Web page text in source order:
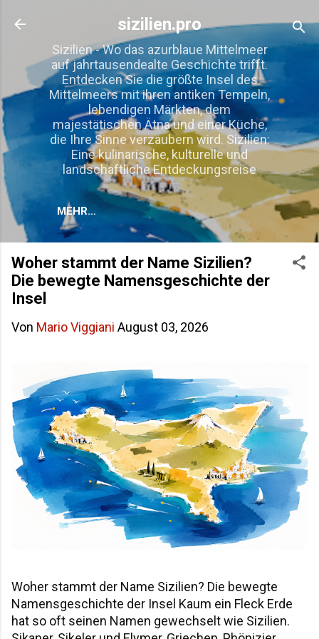
Direkt zum Hauptbereich
sizilien.pro
Sizilien - Wo das azurblaue Mittelmeer
auf jahrtausendealte Geschichte trifft.
Entdecken Sie die größte Insel des
Mittelmeers mit ihren antiken Tempeln,
lebendigen Märkten, dem
majestätischen Ätna und einer Küche,
die Ihre Sinne verzaubern wird. Sizilien:
Eine kulinarische, kulturelle und
landschaftliche Entdeckungsreise
MEHR…
Woher stammt der Name Sizilien?
Die bewegte Namensgeschichte der
Insel
Von Mario Viggiani August 03, 2026
Woher stammt der Name Sizilien? Die bewegte
Namensgeschichte der Insel Kaum ein Fleck Erde
hat so oft seinen Namen gewechselt wie Sizilien.